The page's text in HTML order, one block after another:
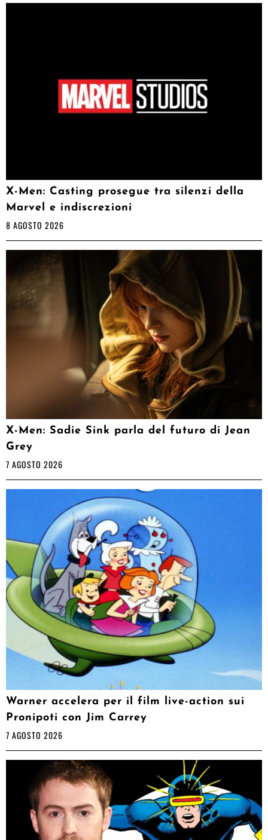
X-Men: Casting prosegue tra silenzi della
Marvel e indiscrezioni
8 AGOSTO 2026
X-Men: Sadie Sink parla del futuro di Jean
Grey
7 AGOSTO 2026
Warner accelera per il film live-action sui
Pronipoti con Jim Carrey
7 AGOSTO 2026